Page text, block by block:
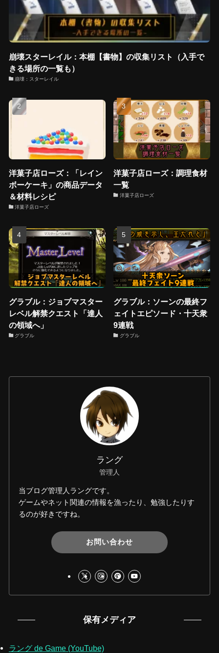
崩壊スターレイル：本棚【書物】の収集リスト（入手で
きる場所の一覧も）
崩壊：スターレイル
洋菓子店ローズ：「レイン
ボーケーキ」の商品データ
＆材料レシピ
洋菓子店ローズ
洋菓子店ローズ：調理食材
一覧
洋菓子店ローズ
グラブル：ジョブマスター
レベル解禁クエスト「達人
の領域へ」
グラブル
グラブル：ソーンの最終フ
ェイトエピソード・十天衆
9連戦
グラブル
ラング
管理人
当ブログ管理人ラングです。
ゲームやネット関連の情報を漁ったり、勉強したりす
るのが好きですね。
お問い合わせ
保有メディア
ラング de Game (YouTube)